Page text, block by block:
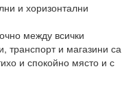
и хоризонтални
между всички
транспорт и магазини са
и спокойно място и с